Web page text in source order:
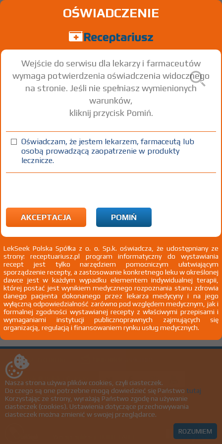
Znaleziono wyników:
Dialginum
10,20 zł
Metamizolum natricum monohydricum
prosz. do przyg. roztw. doust. 500 mg 6 sasz.
Doustnie
CHEMAX PHARMA
Ltd.
Strona: z1
+22 350 00 06
LekSeek ® Polska © 2026
Polityka prywatności
Regulamin
Nasza strona używa plików cookies, czyli ciasteczek.
Do czego są one potrzebne mogą dowiedzieć się Państwo tutaj
Korzystając ze strony, wyrażają Państwo zgodę na używanie
ciasteczek (cookies). Ustawienia dotyczące przechowywania
ciasteczek można zmienić w swojej przeglądarce.
ROZUMIEM
OŚWIADCZENIE
Wejście do serwisu dla lekarzy i farmaceutów
wymaga potwierdzenia oświadczenia widocznego
na stronie. Jeśli nie spełniasz wymienionych
warunków,
kliknij przycisk Pomiń.
Oświadczam, że jestem lekarzem, farmaceutą lub
osobą prowadzącą zaopatrzenie w produkty
lecznicze.
AKCEPTACJA POMIŃ
LekSeek Polska Spółka z o. o. Sp.k. oświadcza, że udostępniany ze
strony: receptuariusz.pl program informatyczny do wystawiania
recept jest tylko narzędziem pomocniczym ułatwiającym
sporządzenie recepty, a zastosowanie konkretnego leku w określonej
dawce jest w każdym wypadku elementem indywidualnej terapii,
której postać jest wynikiem medycznego rozpoznania stanu zdrowia
danego pacjenta dokonanego przez lekarza medycyny i na jego
wyłączną odpowiedzialność zarówno pod względem medycznym, jak i
formalnej zgodności wystawianej recepty z właściwymi przepisami i
wymaganiami instytucji publicznoprawnych zajmujących się
organizacją, regulacją i finansowaniem rynku usług medycznych.